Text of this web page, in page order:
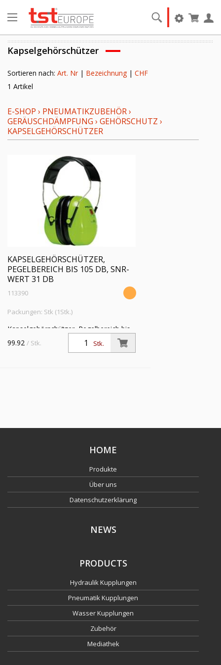
Kapselgehörschützer
Sortieren nach: Art. Nr| Bezeichnung| CHF
1 Artikel
E-SHOP › PNEUMATIKZUBEHÖR›
GERÄUSCHDÄMPFUNG › GEHÖRSCHUTZ ›
KAPSELGEHÖRSCHÜTZER
KAPSELGEHÖRSCHÜTZER,
PEGELBEREICH BIS 105 DB, SNR-
WERT 31 DB
113390
Packungen: Stk (1Stk.)
Kapselgehörschützer, Pegelbereich bis
105 dB, SNR-Wert 31 dB, Gewicht 210 g
Stk.
99.92 / Stk.
HOME
Produkte
Über uns
Datenschutzerklärung
NEWS
PRODUCTS
Hydraulik Kupplungen
Pneumatik Kupplungen
Wasser Kupplungen
Zubehör
Mediathek